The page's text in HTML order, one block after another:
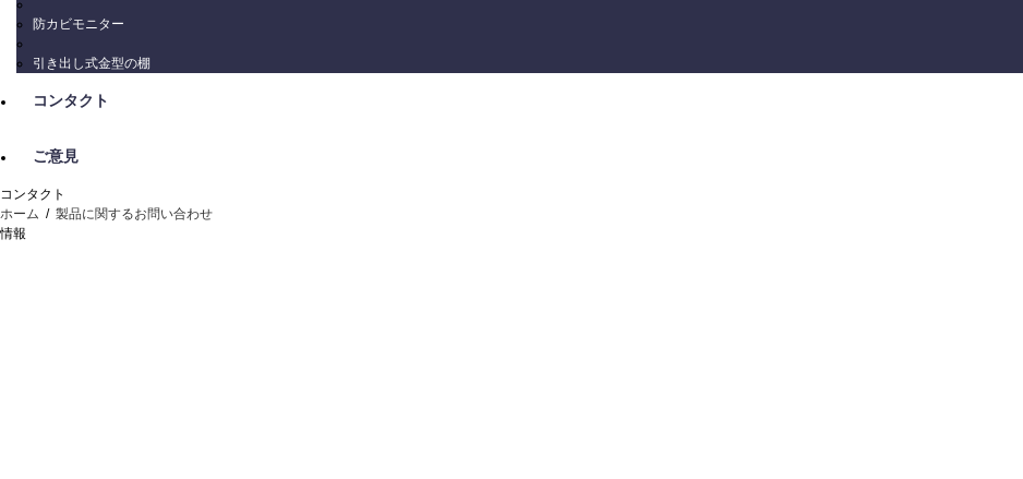
防カビモニター
引き出し式金型の棚
コンタクト
ご意見
コンタクト
ホーム / 製品に関するお問い合わせ
情報